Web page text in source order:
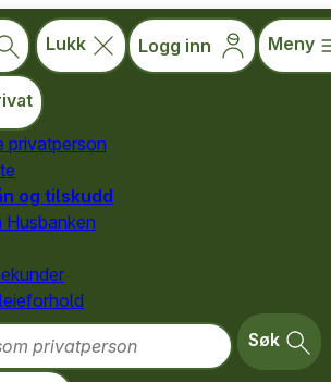
Lukk Logg inn Meny
privatperson
og tilskudd
Husbanken
privatperson
Søk